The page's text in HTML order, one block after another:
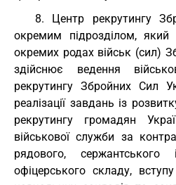
8. Центр рекрутингу
окремим підрозділом,
окремих родах військ (сил)
здійснює ведення
рекрутингу Збройних Сил
реалізації завдань із
рекрутингу громадян
військової служби за
рядового,
офіцерського складу,